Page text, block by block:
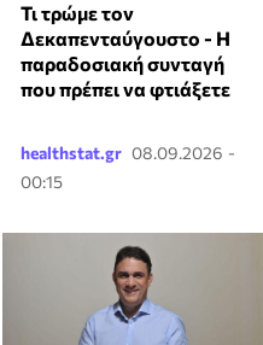
Τι τρώμε τον
Δεκαπενταύγουστο - Η
παραδοσιακή συνταγή
που πρέπει να φτιάξετε
healthstat.gr 08.09.2026 -
00:15